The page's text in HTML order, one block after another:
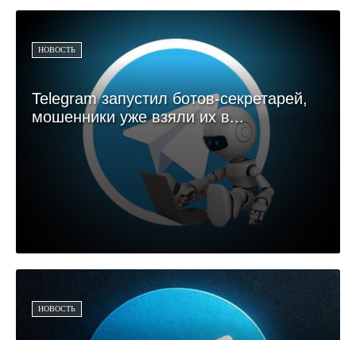
НОВОСТЬ
Telegram запустил ботов-секретарей,
мошенники уже взяли их в...
НОВОСТЬ